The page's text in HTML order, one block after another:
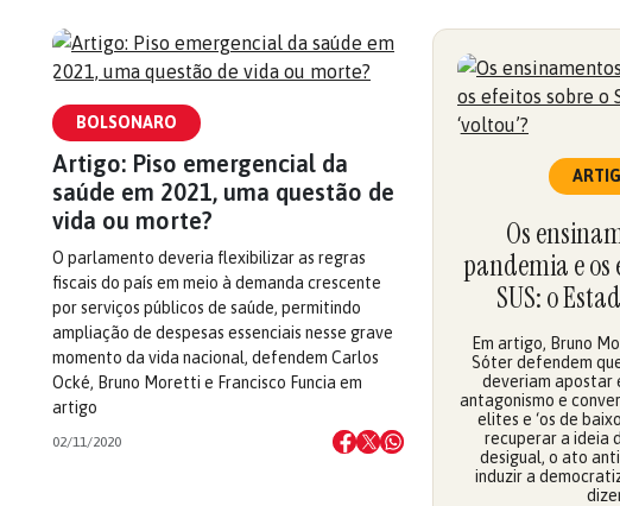
BOLSONARO
Artigo: Piso emergencial da
saúde em 2021, uma questão de
vida ou morte?
O parlamento deveria flexibilizar as regras
fiscais do país em meio à demanda crescente
por serviços públicos de saúde, permitindo
ampliação de despesas essenciais nesse grave
momento da vida nacional, defendem Carlos
Ocké, Bruno Moretti e Francisco Funcia em
artigo
02/11/2020
Os
pandemia e os
SUS: o
Em artigo, Bruno
Sóter defendem
deveriam apostar
antagonismo e
elites e ‘os de
recuperar a ideia
desigual, o ato
induzir a